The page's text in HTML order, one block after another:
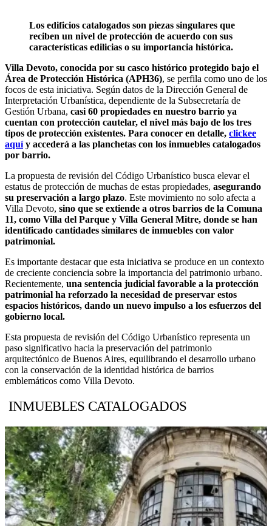
Los edificios catalogados son piezas singulares que
reciben un nivel de protección de acuerdo con sus
características edilicias o su importancia histórica.
Villa Devoto, conocida por su casco histórico protegido bajo el
Área de Protección Histórica (APH36), se perfila como uno de los
focos de esta iniciativa. Según datos de la Dirección General de
Interpretación Urbanística, dependiente de la Subsecretaría de
Gestión Urbana, casi 60 propiedades en nuestro barrio ya
cuentan con protección cautelar, el nivel más bajo de los tres
tipos de protección existentes. Para conocer en detalle, clickee
aquíy accederá a las planchetas con los inmuebles catalogados
por barrio.
La propuesta de revisión del Código Urbanístico busca elevar el
estatus de protección de muchas de estas propiedades, asegurando
su preservación a largo plazo. Este movimiento no solo afecta a
Villa Devoto, sino que se extiende a otros barrios de la Comuna
11, como Villa del Parque y Villa General Mitre, donde se han
identificado cantidades similares de inmuebles con valor
patrimonial.
Es importante destacar que esta iniciativa se produce en un contexto
de creciente conciencia sobre la importancia del patrimonio urbano.
Recientemente, una sentencia judicial favorable a la protección
patrimonial ha reforzado la necesidad de preservar estos
espacios históricos, dando un nuevo impulso a los esfuerzos del
gobierno local.
Esta propuesta de revisión del Código Urbanístico representa un
paso significativo hacia la preservación del patrimonio
arquitectónico de Buenos Aires, equilibrando el desarrollo urbano
con la conservación de la identidad histórica de barrios
emblemáticos como Villa Devoto.
INMUEBLES CATALOGADOS